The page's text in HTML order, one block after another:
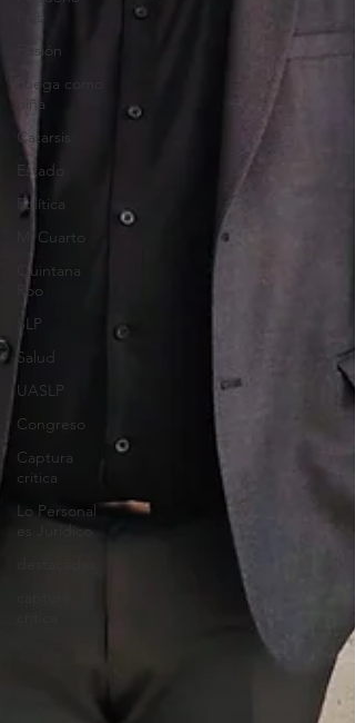
Fusión
Juega como
niña
Catarsis
Estado
Política
Mi Cuarto
Quintana
Roo
SLP
Salud
UASLP
Congreso
Captura
critica
Lo Personal
es Jurídico